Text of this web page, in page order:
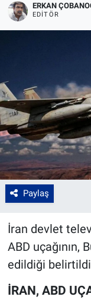
ERKAN
EDITÖR
Paylaş
İran devlet
ABD uçağının,
edildiği
İRAN, ABD
Haber Arşivi